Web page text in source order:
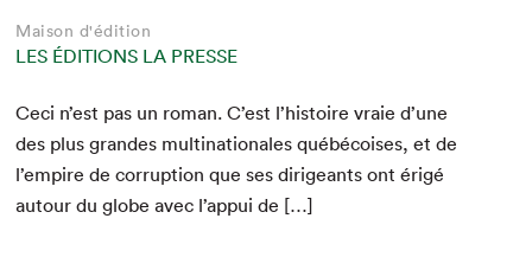
Maison d'édition
LES ÉDITIONS LA PRESSE
Ceci n’est pas un roman. C’est l’histoire vraie d’une
des plus grandes multi­na­tionales québé­cois­es, et de
l’empire de cor­rup­tion que ses dirigeants ont érigé
autour du globe avec l’appui de […]